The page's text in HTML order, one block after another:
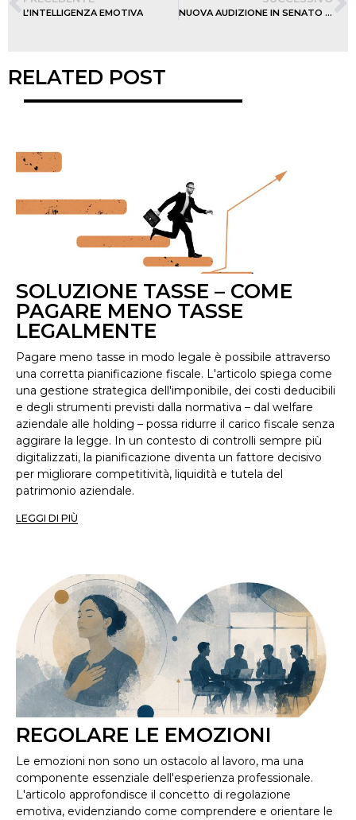
L’INTELLIGENZA EMOTIVA NUOVA AUDIZIONE IN SENATO PER RETE HORECA
RELATED POST
SOLUZIONE TASSE – COME
PAGARE MENO TASSE
LEGALMENTE
Pagare meno tasse in modo legale è possibile attraverso
una corretta pianificazione fiscale. L'articolo spiega come
una gestione strategica dell'imponibile, dei costi deducibili
e degli strumenti previsti dalla normativa – dal welfare
aziendale alle holding – possa ridurre il carico fiscale senza
aggirare la legge. In un contesto di controlli sempre più
digitalizzati, la pianificazione diventa un fattore decisivo
per migliorare competitività, liquidità e tutela del
patrimonio aziendale.
LEGGI DI PIÙ
REGOLARE LE EMOZIONI
Le emozioni non sono un ostacolo al lavoro, ma una
componente essenziale dell'esperienza professionale.
L'articolo approfondisce il concetto di regolazione
emotiva, evidenziando come comprendere e orientare le